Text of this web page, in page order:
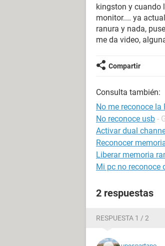
kingston y cuando
monitor.... ya
ranura y nada,
me da video,
Compartir
Consulta también:
No me reconoce la
No reconoce usb -
Activar dual
Reconocer
Liberar memoria
Mi pc no reconoce
2 respuestas
RESPUESTA 1 / 2